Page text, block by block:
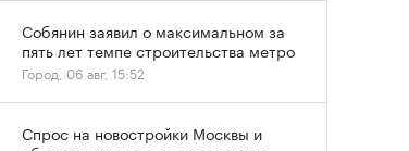
Собянин заявил о максимальном за
пять лет темпе строительства метро
Город, 06 авг, 15:52
Спрос на новостройки Москвы и